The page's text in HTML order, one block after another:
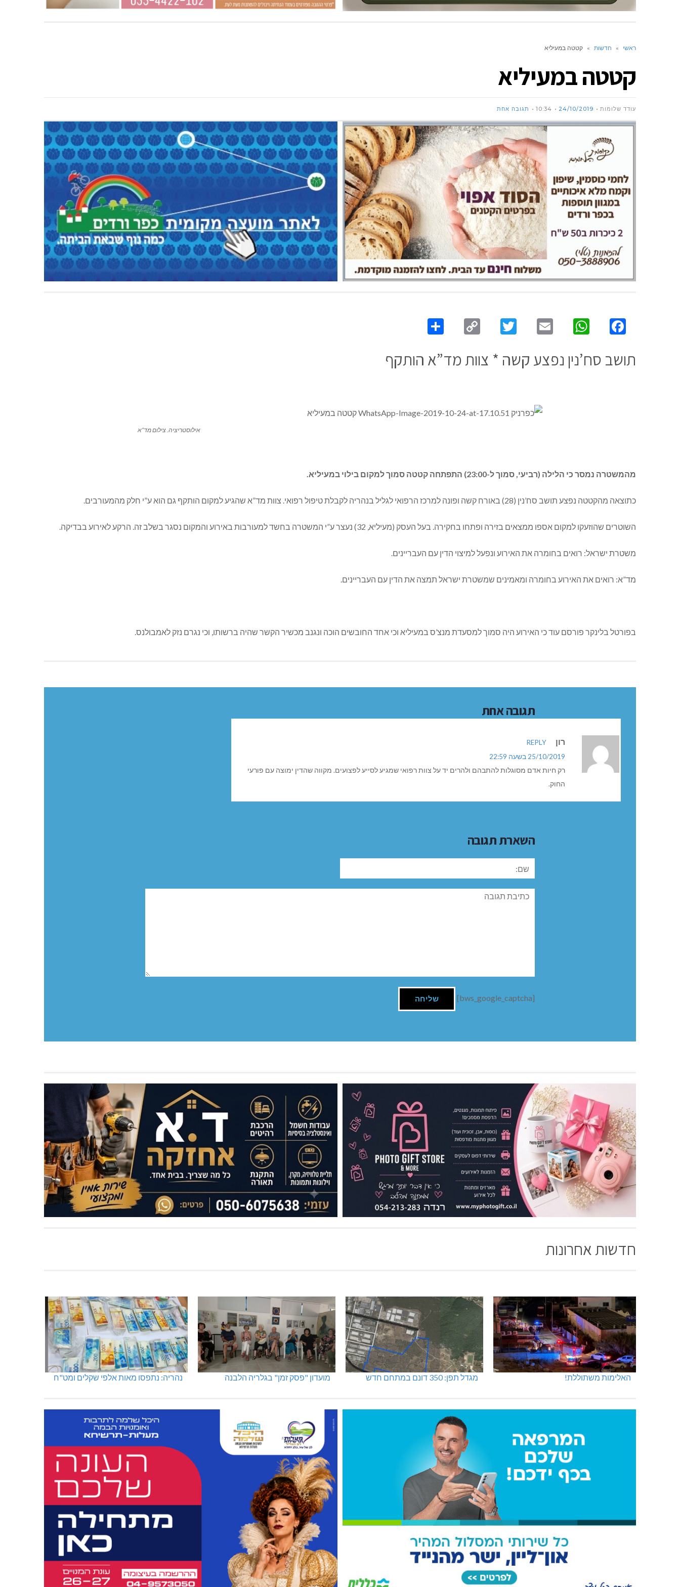
ראשי » חדשות » קטטה במעיליא
קטטה במעיליא
עודד שלומות 24/10/2019
10:34 תגובה אחת
Facebook
WhatsApp
Email
Twitter
Copy
תושב סח’נין נפצע קשה * צוות מד”א הותקף
אילוסטריציה. צילום מד”א
מהמשטרה נמסר כי הלילה (רביעי, סמוך ל-23:00) התפתחה קטטה סמוך למקום בילוי במעיליא.
כתוצאה מהקטטה נפצע תושב סח’נין (28) באורח קשה ופונה למרכז הרפואי לגליל בנהריה לקבלת טיפול רפואי. צוות מד”א שהגיע למקום הותקף גם הוא ע”י חלק מהמעורבים.
השוטרים שהוזעקו למקום אספו ממצאים בזירה ופתחו בחקירה. בעל העסק (מעיליא, 32) נעצר ע”י המשטרה בחשד למעורבות באירוע והמקום נסגר בשלב זה. הרקע לאירוע בבדיקה.
משטרת ישראל: רואים בחומרה את האירוע ונפעל למיצוי הדין עם העבריינים.
מד”א: רואים את האירוע בחומרה ומאמינים שמשטרת ישראל תמצה את הדין עם העבריינים.
בפורטל בלינקר פורסם עוד כי האירוע היה סמוך למסעדת מנצ’ס במעיליא וכי אחד החובשים הוכה ונגנב מכשיר הקשר שהיה ברשותו, וכי נגרם נזק לאמבולנס.
תגובה אחת
רון
REPLY
25/10/2019 בשעה 22:59
רק חיות אדם מסוגלות להתבהם ולהרים יד על צוות רפואי שמגיע לסייע לפצועים. מקווה שהדין ימוצה עם פורעי
החוק.
השארת תגובה
תגובה
[bws_google_captcha]
חדשות אחרונות
האלימות משתוללת! מגדל תפן: 350 דונם במתחם חדש מועדון "פסק זמן" בגלריה הלבנה נהריה: נתפסו מאות אלפי שקלים ומט"ח